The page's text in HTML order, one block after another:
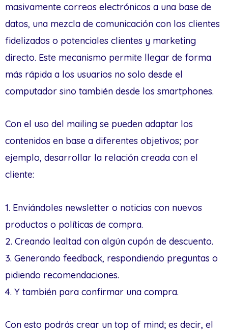
masivamente correos electrónicos a una base de
datos, una mezcla de comunicación con los clientes
fidelizados o potenciales clientes y marketing
directo. Este mecanismo permite llegar de forma
más rápida a los usuarios no solo desde el
computador sino también desde los smartphones.
Con el uso del mailing se pueden adaptar los
contenidos en base a diferentes objetivos; por
ejemplo, desarrollar la relación creada con el
cliente:
1. Enviándoles newsletter o noticias con nuevos
productos o políticas de compra.
2. Creando lealtad con algún cupón de descuento.
3. Generando feedback, respondiendo preguntas o
pidiendo recomendaciones.
4. Y también para confirmar una compra.
Con esto podrás crear un top of mind; es decir, el